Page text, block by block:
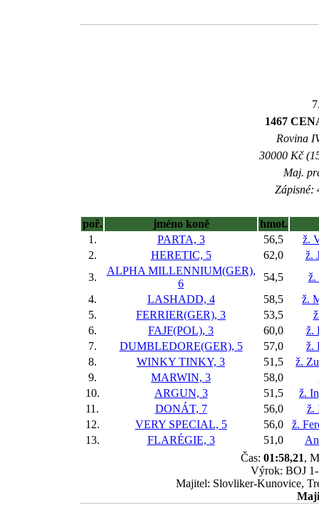
1467
Rovina
30000 Kč
Maj.
Zápisné:
poř. jméno koně
hmot.
1.
PARTA, 3 56,5
ž.
2.
HERETIC, 5 62,0
ž.
3.
ALPHA MILLENNIUM(GER),
6
54,5
ž.
4.
LASHADD, 4 58,5
ž.
5.
FERRIER(GER), 3 53,5
6.
FAJF(POL), 3 60,0
ž.
7.
DUMBLEDORE(GER), 5 57,0
ž.
8.
WINKY TINKY, 3 51,5
ž.
9.
MARWIN, 3 58,0
10.
ARGUN, 3 51,5
ž.
11.
DONÁT, 7 56,0
ž.
12.
VERY SPECIAL, 5 56,0
ž.
13.
FLARÉGIE, 3 51,0
Čas: 01:58,21,
Výrok: BOJ
Majitel: Slovliker-Kunovice,